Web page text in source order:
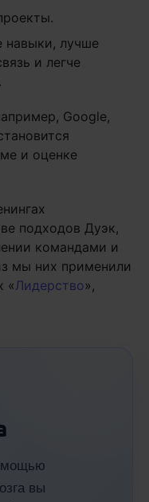
навыки, лучше
и легче
Google,
и оценке
подходов Дуэк,
командами и
мы них применили
«Лидерство»,
вы